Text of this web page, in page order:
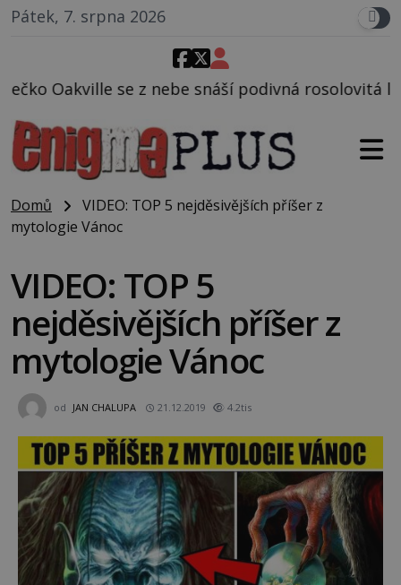
Pátek, 7. srpna 2026
snáší podivná rosolovitá látka neznámého původu.
Domů
VIDEO: TOP 5 nejděsivějších příšer z
mytologie Vánoc
VIDEO: TOP 5
nejděsivějších příšer z
mytologie Vánoc
od JAN CHALUPA 21.12.2019 4.2tis